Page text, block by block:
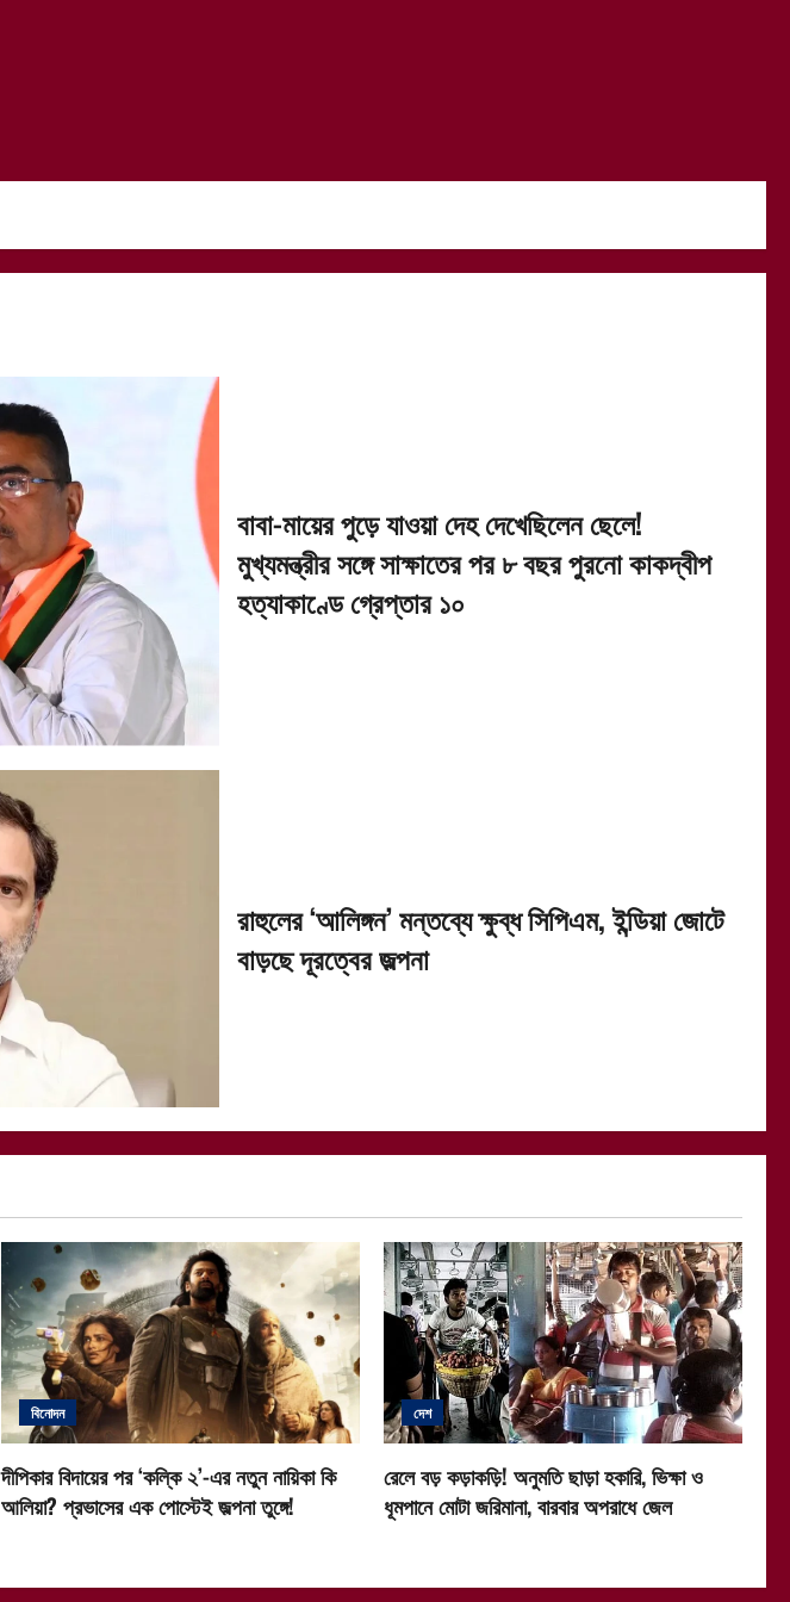
বাবা-মায়ের পুড়ে যাওয়া দেহ দেখেছিলেন ছেলে!
মুখ্যমন্ত্রীর সঙ্গে সাক্ষাতের পর ৮ বছর পুরনো কাকদ্বীপ
হত্যাকাণ্ডে গ্রেপ্তার ১০
রাহুলের ‘আলিঙ্গন’ মন্তব্যে ক্ষুব্ধ সিপিএম, ইন্ডিয়া জোটে
বাড়ছে দূরত্বের জল্পনা
বিনোদন
দীপিকার বিদায়ের পর ‘কল্কি ২’-এর নতুন নায়িকা কি
আলিয়া? প্রভাসের এক পোস্টেই জল্পনা তুঙ্গে!
দেশ
রেলে বড় কড়াকড়ি! অনুমতি ছাড়া হকারি, ভিক্ষা ও
ধূমপানে মোটা জরিমানা, বারবার অপরাধে জেল